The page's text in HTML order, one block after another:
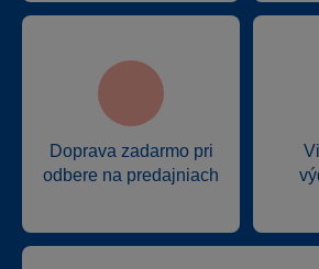
Doprava zadarmo pri
odbere na predajniach